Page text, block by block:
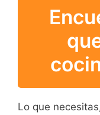
Lo que